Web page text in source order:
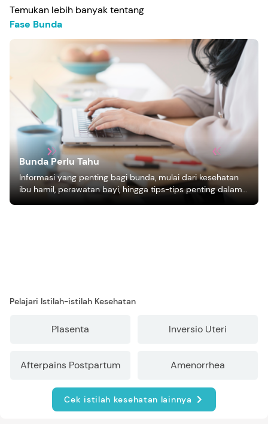
Temukan lebih banyak tentang
Fase Bunda
Bunda Perlu Tahu
Informasi yang penting bagi bunda, mulai dari kesehatan
ibu hamil, perawatan bayi, hingga tips-tips penting dalam
mengasuh anak
Pelajari Istilah-istilah Kesehatan
Plasenta Inversio Uteri
Afterpains Postpartum Amenorrhea
Cek istilah kesehatan lainnya